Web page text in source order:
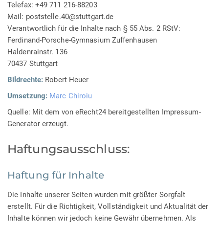
Telefax: +49 711 216-88203
Mail: poststelle.40@stuttgart.de
Verantwortlich für die Inhalte nach § 55 Abs. 2 RStV:
Ferdinand-Porsche-Gymnasium Zuffenhausen
Haldenrainstr. 136
70437 Stuttgart
Bildrechte: Robert Heuer
Umsetzung: Marc Chiroiu
Quelle: Mit dem von eRecht24 bereitgestellten Impressum-
Generator erzeugt.
Haftungsausschluss:
Haftung für Inhalte
Die Inhalte unserer Seiten wurden mit größter Sorgfalt
erstellt. Für die Richtigkeit, Vollständigkeit und Aktualität der
Inhalte können wir jedoch keine Gewähr übernehmen. Als